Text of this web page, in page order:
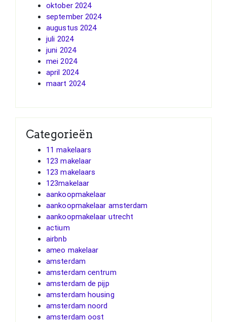
oktober 2024
september 2024
augustus 2024
juli 2024
juni 2024
mei 2024
april 2024
maart 2024
Categorieën
11 makelaars
123 makelaar
123 makelaars
123makelaar
aankoopmakelaar
aankoopmakelaar amsterdam
aankoopmakelaar utrecht
actium
airbnb
ameo makelaar
amsterdam
amsterdam centrum
amsterdam de pijp
amsterdam housing
amsterdam noord
amsterdam oost